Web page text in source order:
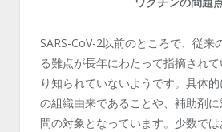
SARS-CoV-2以前のところで、従来
る難点が長年にわたって指摘され
り知られていないようです。具体
の組織由来であることや、補助剤
問の対象となっています。少数で